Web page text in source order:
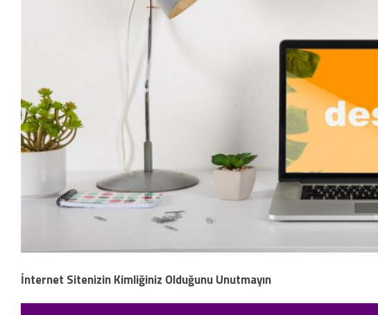
İnternet Sitenizin Kimliğiniz Olduğunu Unutmayın